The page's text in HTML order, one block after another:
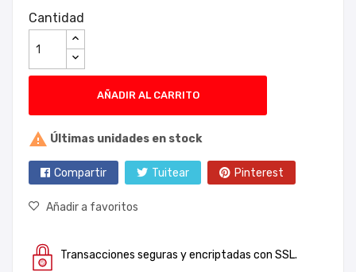
Cantidad
AÑADIR AL CARRITO
 Últimas unidades en stock
Compartir Tuitear Pinterest
Añadir a favoritos
Transacciones seguras y encriptadas con SSL.